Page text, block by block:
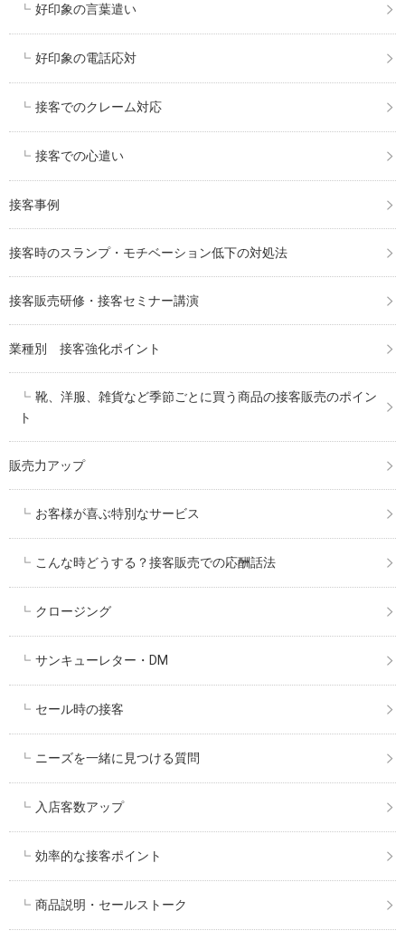
好印象の言葉遣い
好印象の電話応対
接客でのクレーム対応
接客での心遣い
接客事例
接客時のスランプ・モチベーション低下の対処法
接客販売研修・接客セミナー講演
業種別 接客強化ポイント
靴、洋服、雑貨など季節ごとに買う商品の接客販売のポイン
ト
販売力アップ
お客様が喜ぶ特別なサービス
こんな時どうする？接客販売での応酬話法
クロージング
サンキューレター・DM
セール時の接客
ニーズを一緒に見つける質問
入店客数アップ
効率的な接客ポイント
商品説明・セールストーク